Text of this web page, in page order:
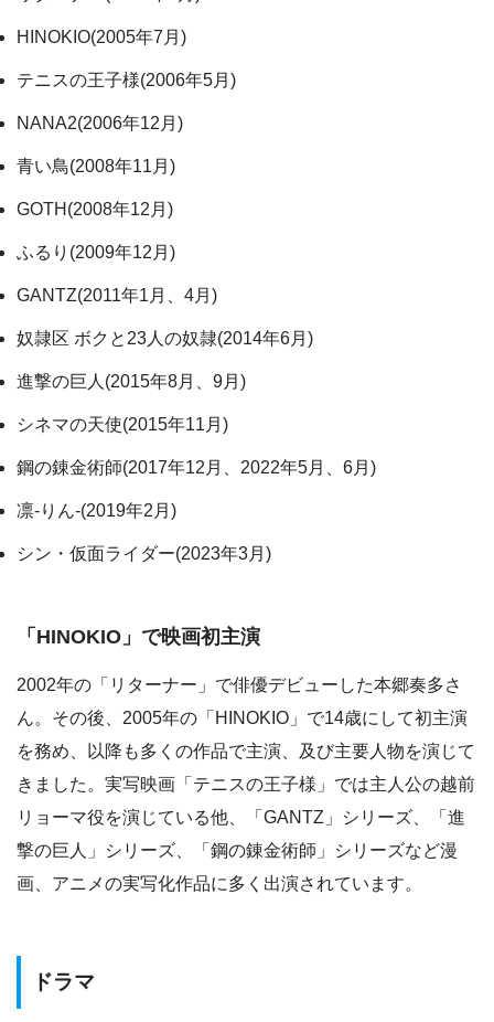
HINOKIO(2005年7月)
テニスの王子様(2006年5月)
NANA2(2006年12月)
青い鳥(2008年11月)
GOTH(2008年12月)
ふるり(2009年12月)
GANTZ(2011年1月、4月)
奴隷区 ボクと23人の奴隷(2014年6月)
進撃の巨人(2015年8月、9月)
シネマの天使(2015年11月)
鋼の錬金術師(2017年12月、2022年5月、6月)
凛‐りん‐(2019年2月)
シン・仮面ライダー(2023年3月)
「HINOKIO」で映画初主演
2002年の「リターナー」で俳優デビューした本郷奏多さ
ん。その後、2005年の「HINOKIO」で14歳にして初主演
を務め、以降も多くの作品で主演、及び主要人物を演じて
きました。実写映画「テニスの王子様」では主人公の越前
リョーマ役を演じている他、「GANTZ」シリーズ、「進
撃の巨人」シリーズ、「鋼の錬金術師」シリーズなど漫
画、アニメの実写化作品に多く出演されています。
ドラマ